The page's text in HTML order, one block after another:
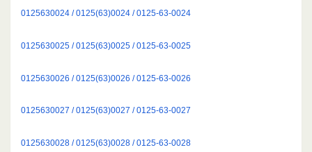
0125630024 / 0125(63)0024 / 0125-63-0024
0125630025 / 0125(63)0025 / 0125-63-0025
0125630026 / 0125(63)0026 / 0125-63-0026
0125630027 / 0125(63)0027 / 0125-63-0027
0125630028 / 0125(63)0028 / 0125-63-0028